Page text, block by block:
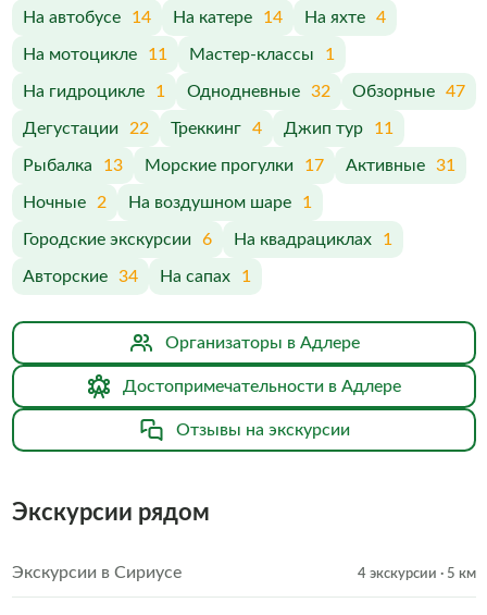
На автобусе 14 На катере 14 На яхте 4
На мотоцикле 11 Мастер-классы 1
На гидроцикле 1 Однодневные 32 Обзорные 47
Дегустации 22 Треккинг 4 Джип тур 11
Рыбалка 13 Морские прогулки 17 Активные 31
Ночные 2 На воздушном шаре 1
Городские экскурсии 6 На квадрациклах 1
Авторские 34 На сапах 1
Организаторы в Адлере
Достопримечательности в Адлере
Отзывы на экскурсии
Экскурсии рядом
Экскурсии в Сириусе 4 экскурсии · 5 км